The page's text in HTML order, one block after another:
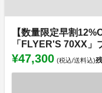
【数量限定早割
「FLYER'S 70XX」
¥47,300 (税込/送料込)